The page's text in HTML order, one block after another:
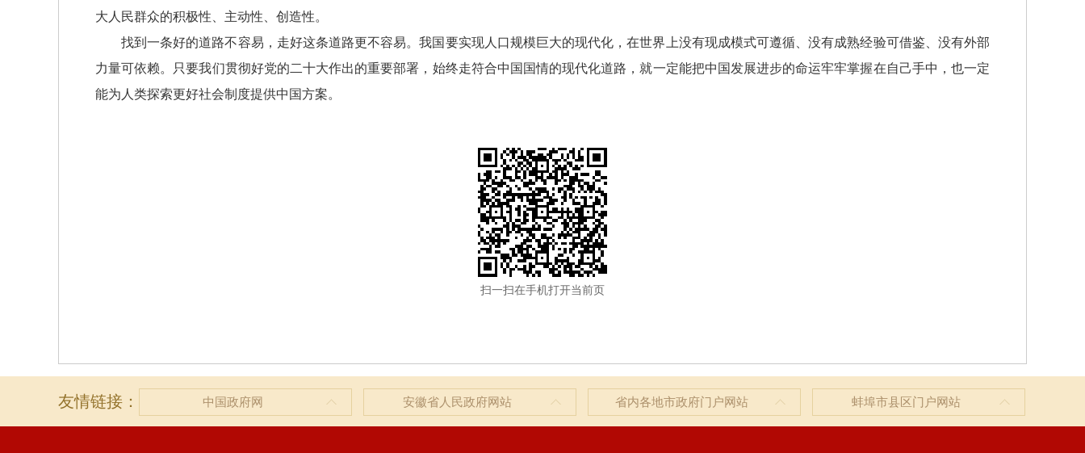
大人民群众的积极性、主动性、创造性。
找到一条好的道路不容易，走好这条道路更不容易。我国要实现人口规模巨大的现代化，在世界上没有现成模式可遵循、没有成熟经验可借鉴、没有外部
力量可依赖。只要我们贯彻好党的二十大作出的重要部署，始终走符合中国国情的现代化道路，就一定能把中国发展进步的命运牢牢掌握在自己手中，也一定
能为人类探索更好社会制度提供中国方案。
扫一扫在手机打开当前页
友情链接： 中国政府网 安徽省人民政府网站 省内各地市政府门户网站 蚌埠市县区门户网站